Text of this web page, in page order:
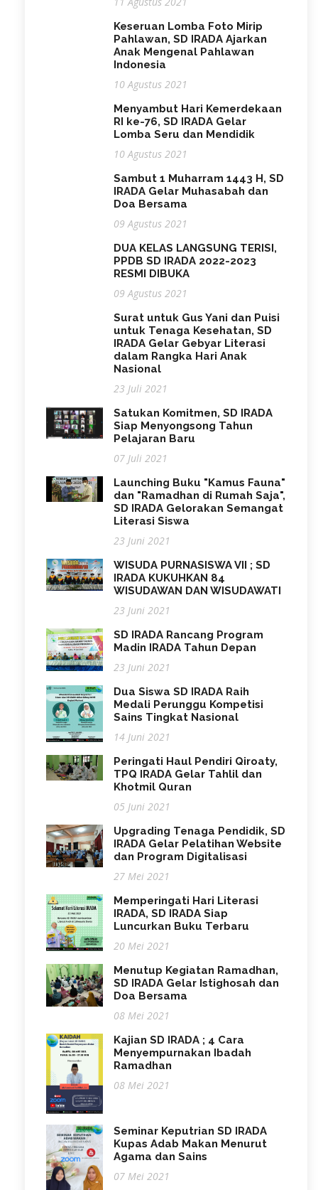
Keseruan Lomba Foto Mirip
Pahlawan, SD IRADA Ajarkan
Anak Mengenal Pahlawan
Indonesia
10 Agustus 2021
Menyambut Hari Kemerdekaan
RI ke-76, SD IRADA Gelar
Lomba Seru dan Mendidik
10 Agustus 2021
Sambut 1 Muharram 1443 H, SD
IRADA Gelar Muhasabah dan
Doa Bersama
09 Agustus 2021
DUA KELAS LANGSUNG TERISI,
PPDB SD IRADA 2022-2023
RESMI DIBUKA
09 Agustus 2021
Surat untuk Gus Yani dan Puisi
untuk Tenaga Kesehatan, SD
IRADA Gelar Gebyar Literasi
dalam Rangka Hari Anak
Nasional
23 Juli 2021
Satukan Komitmen, SD IRADA
Siap Menyongsong Tahun
Pelajaran Baru
07 Juli 2021
Launching Buku "Kamus Fauna"
dan "Ramadhan di Rumah Saja",
SD IRADA Gelorakan Semangat
Literasi Siswa
23 Juni 2021
WISUDA PURNASISWA VII ; SD
IRADA KUKUHKAN 84
WISUDAWAN DAN WISUDAWATI
23 Juni 2021
SD IRADA Rancang Program
Madin IRADA Tahun Depan
23 Juni 2021
Dua Siswa SD IRADA Raih
Medali Perunggu Kompetisi
Sains Tingkat Nasional
14 Juni 2021
Peringati Haul Pendiri Qiroaty,
TPQ IRADA Gelar Tahlil dan
Khotmil Quran
05 Juni 2021
Upgrading Tenaga Pendidik, SD
IRADA Gelar Pelatihan Website
dan Program Digitalisasi
27 Mei 2021
Memperingati Hari Literasi
IRADA, SD IRADA Siap
Luncurkan Buku Terbaru
20 Mei 2021
Menutup Kegiatan Ramadhan,
SD IRADA Gelar Istighosah dan
Doa Bersama
08 Mei 2021
Kajian SD IRADA ; 4 Cara
Menyempurnakan Ibadah
Ramadhan
08 Mei 2021
Seminar Keputrian SD IRADA
Kupas Adab Makan Menurut
Agama dan Sains
07 Mei 2021